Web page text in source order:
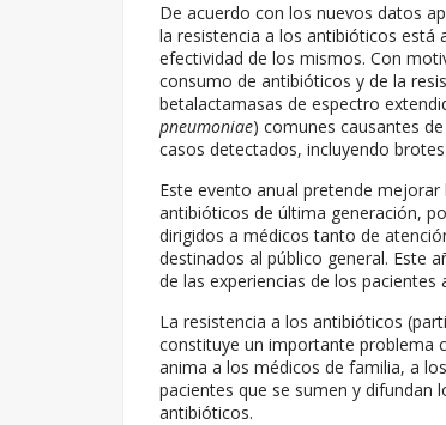
De acuerdo con los nuevos datos
la resistencia a los antibióticos está
efectividad de los mismos. Con
consumo de antibióticos y de la
betalactamasas de espectro
pneumoniae) comunes causantes
casos detectados, incluyendo
Este evento anual pretende
antibióticos de última generación,
dirigidos a médicos tanto de
destinados al público general. Este
de las experiencias de los
La resistencia a los antibióticos
constituye un importante problema
anima a los médicos de familia, a
pacientes que se sumen y difundan
antibióticos.